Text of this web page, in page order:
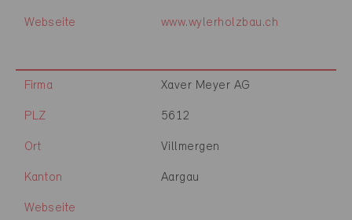
Webseite www.wylerholzbau.ch
Firma Xaver Meyer AG
PLZ 5612
Ort Villmergen
Kanton Aargau
Webseite